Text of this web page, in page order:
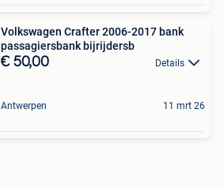
Volkswagen Crafter 2006-2017 bank
passagiersbank bijrijdersb
€ 50,00 Details
Antwerpen 11 mrt 26